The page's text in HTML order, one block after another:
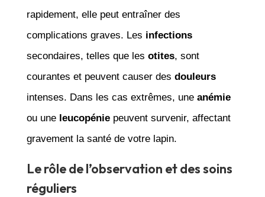
rapidement, elle peut entraîner des
complications graves. Les infections
secondaires, telles que les otites, sont
courantes et peuvent causer des douleurs
intenses. Dans les cas extrêmes, une anémie
ou une leucopéniepeuvent survenir, affectant
gravement la santé de votre lapin.
Le rôle de l’observation et des soins
réguliers